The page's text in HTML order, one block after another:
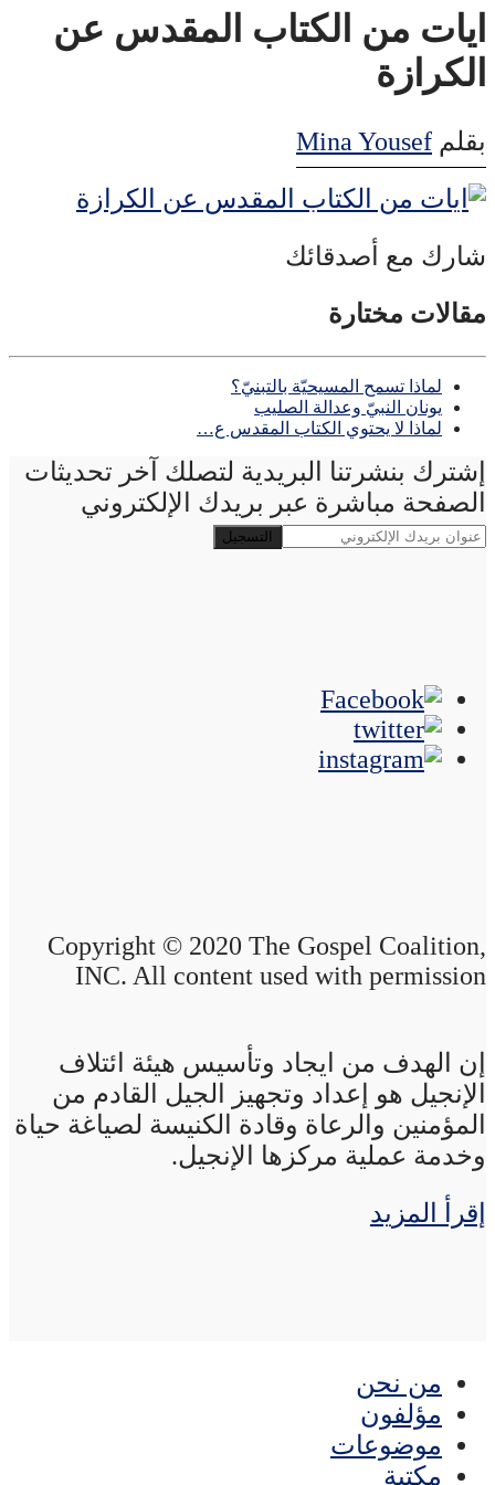
ايات من الكتاب المقدس عن
الكرازة
بقلم Mina Yousef
شارك مع أصدقائك
مقالات مختارة
لماذا تسمح المسيحيّة بالتبنيّ؟
يونان النبيّ وعدالة الصليب
لماذا لا يحتوي الكتاب المقدس ع…
إشترك بنشرتنا البريدية لتصلك آخر تحديثات
الصفحة مباشرة عبر بريدك الإلكتروني
Copyright © 2020 The Gospel Coalition,
INC. All content used with permission
إن الهدف من ايجاد وتأسيس هيئة ائتلاف
الإنجيل هو إعداد وتجهيز الجيل القادم من
المؤمنين والرعاة وقادة الكنيسة لصياغة حياة
وخدمة عملية مركزها الإنجيل.
إقرأ المزيد
من نحن
مؤلفون
موضوعات
مكتبة